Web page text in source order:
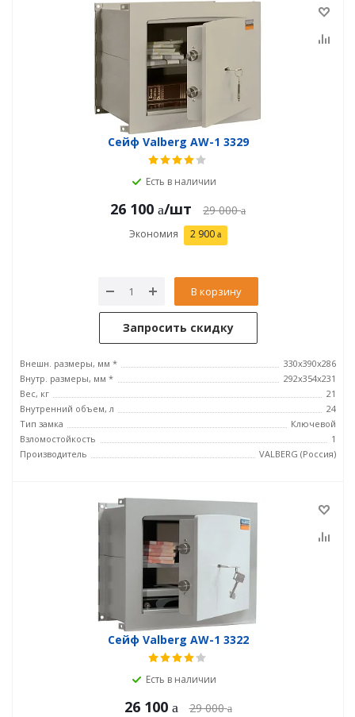
Сейф Valberg AW-1 3329
Есть в наличии
26 100 /шт 29 000
Экономия 2 900
В корзину
Запросить скидку
Внешн. размеры, мм *
330x390x286
Внутр. размеры, мм *
292х354х231
Вес, кг
21
Внутренний объем, л
24
Тип замка
Ключевой
Взломостойкость
1
Производитель
VALBERG (Россия)
Сейф Valberg AW-1 3322
Есть в наличии
26 100 29 000